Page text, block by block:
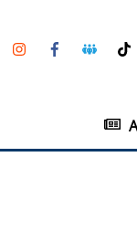
to
InstagramFacebook